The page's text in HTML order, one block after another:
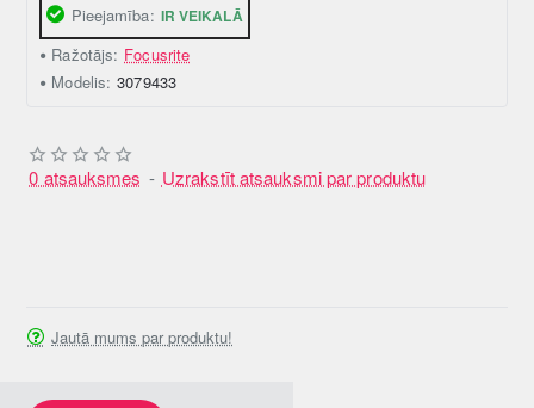
Pieejamība: IR VEIKALĀ
Ražotājs: Focusrite
Modelis: 3079433
0 atsauksmes - Uzrakstīt atsauksmi par produktu
Jautā mums par produktu!